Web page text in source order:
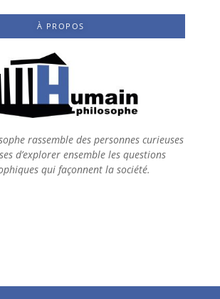
À PROPOS
rassemble des personnes curieuses
d’explorer ensemble les questions
qui façonnent la société.